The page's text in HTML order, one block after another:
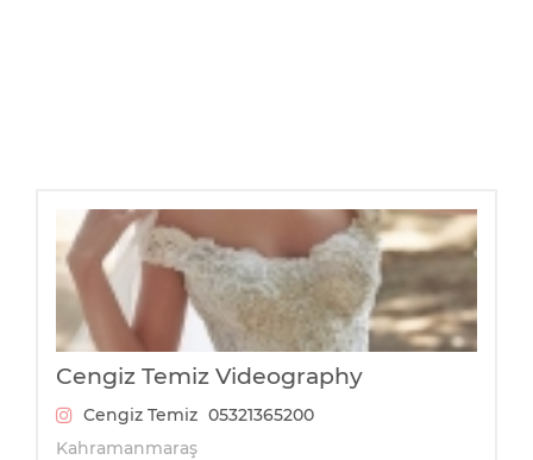
Cengiz Temiz Videography
Cengiz Temiz 05321365200
Kahramanmaraş